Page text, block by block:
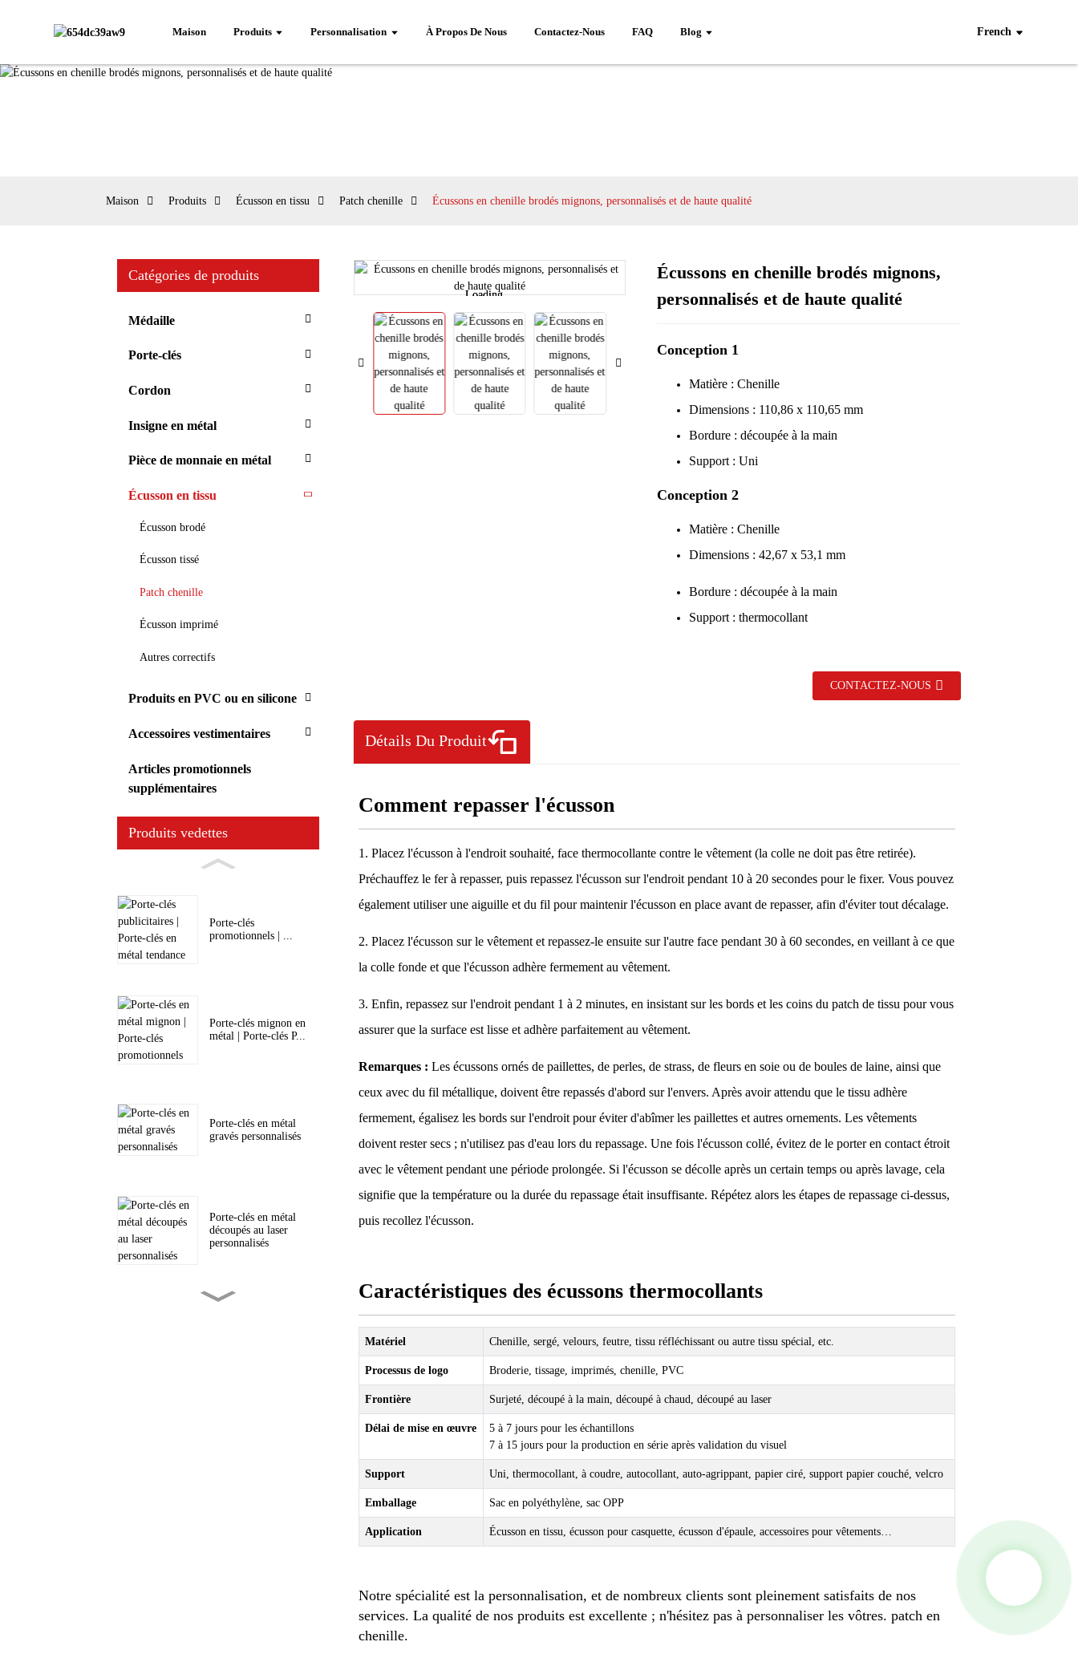
Maison Produits Personnalisation À Propos De Nous Contactez-Nous FAQ Blog French
Maison Produits Écusson en tissu Patch chenille Écussons en chenille brodés mignons, personnalisés et de haute qualité
Catégories de produits
Médaille
Porte-clés
Cordon
Insigne en métal
Pièce de monnaie en métal
Écusson en tissu
Écusson brodé
Écusson tissé
Patch chenille
Écusson imprimé
Autres correctifs
Produits en PVC ou en silicone
Accessoires vestimentaires
Articles promotionnels
supplémentaires
Produits vedettes
Porte-clés
promotionnels | ...
Porte-clés mignon en
métal | Porte-clés P...
Porte-clés en métal
gravés personnalisés
Porte-clés en métal
découpés au laser
personnalisés
Loading...
Loading... Loading...
Loading... Loading...
Loading...
Écussons en chenille brodés mignons,
personnalisés et de haute qualité
Conception 1
Matière : Chenille
Dimensions : 110,86 x 110,65 mm
Bordure : découpée à la main
Support : Uni
Conception 2
Matière : Chenille
Dimensions : 42,67 x 53,1 mm
Bordure : découpée à la main
Support : thermocollant
CONTACTEZ-NOUS
Détails Du Produit
Comment repasser l'écusson
1. Placez l'écusson à l'endroit souhaité, face thermocollante contre le vêtement (la colle ne doit pas être retirée).
Préchauffez le fer à repasser, puis repassez l'écusson sur l'endroit pendant 10 à 20 secondes pour le fixer. Vous pouvez
également utiliser une aiguille et du fil pour maintenir l'écusson en place avant de repasser, afin d'éviter tout décalage.
2. Placez l'écusson sur le vêtement et repassez-le ensuite sur l'autre face pendant 30 à 60 secondes, en veillant à ce que
la colle fonde et que l'écusson adhère fermement au vêtement.
3. Enfin, repassez sur l'endroit pendant 1 à 2 minutes, en insistant sur les bords et les coins du patch de tissu pour vous
assurer que la surface est lisse et adhère parfaitement au vêtement.
Remarques : Les écussons ornés de paillettes, de perles, de strass, de fleurs en soie ou de boules de laine, ainsi que
ceux avec du fil métallique, doivent être repassés d'abord sur l'envers. Après avoir attendu que le tissu adhère
fermement, égalisez les bords sur l'endroit pour éviter d'abîmer les paillettes et autres ornements. Les vêtements
doivent rester secs ; n'utilisez pas d'eau lors du repassage. Une fois l'écusson collé, évitez de le porter en contact étroit
avec le vêtement pendant une période prolongée. Si l'écusson se décolle après un certain temps ou après lavage, cela
signifie que la température ou la durée du repassage était insuffisante. Répétez alors les étapes de repassage ci-dessus,
puis recollez l'écusson.
Caractéristiques des écussons thermocollants
Matériel Chenille, sergé, velours, feutre, tissu réfléchissant ou autre tissu spécial, etc.
Processus de logo Broderie, tissage, imprimés, chenille, PVC
Frontière Surjeté, découpé à la main, découpé à chaud, découpé au laser
Délai de mise en œuvre
5 à 7 jours pour les échantillons
7 à 15 jours pour la production en série après validation du visuel
Support Uni, thermocollant, à coudre, autocollant, auto-agrippant, papier ciré, support papier couché, velcro
Emballage Sac en polyéthylène, sac OPP
Application Écusson en tissu, écusson pour casquette, écusson d'épaule, accessoires pour vêtements…
Notre spécialité est la personnalisation, et de nombreux clients sont pleinement satisfaits de nos
services. La qualité de nos produits est excellente ; n'hésitez pas à personnaliser les vôtres. patch en
chenille.